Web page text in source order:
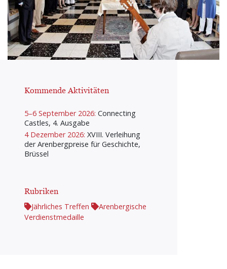
Kommende Aktivitäten
5–6 September 2026: Connecting
Castles, 4. Ausgabe
4 Dezember 2026: XVIII. Verleihung
der Arenbergpreise für Geschichte,
Brüssel
Rubriken
Jährliches Treffen
Arenbergische
Verdienstmedaille